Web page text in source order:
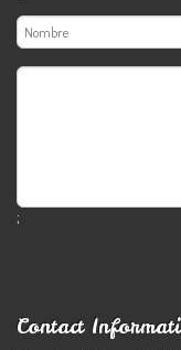
;
Contact